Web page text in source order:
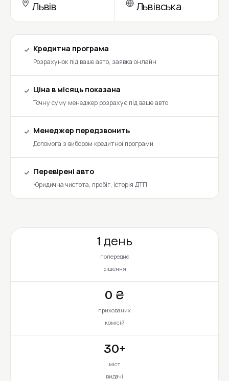
Львів Львівська
Кредитна програма
Розрахунок під ваше авто, заявка онлайн
Ціна в місяць показана
Точну суму менеджер розрахує під ваше авто
Менеджер передзвонить
Допомога з вибором кредитної програми
Перевірені авто
Юридична чистота, пробіг, історія ДТП
1 день
попереднє
рішення
0 ₴
прихованих
комісій
30+
міст
видачі